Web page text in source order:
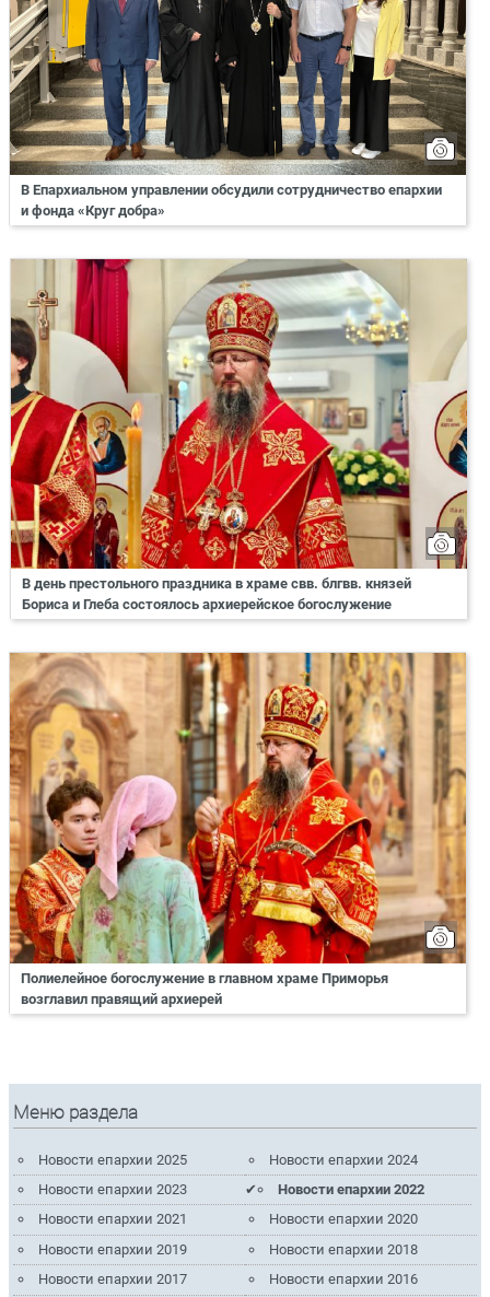
В Епархиальном управлении обсудили сотрудничество епархии
и фонда «Круг добра»
В день престольного праздника в храме свв. блгвв. князей
Бориса и Глеба состоялось архиерейское богослужение
Полиелейное богослужение в главном храме Приморья
возглавил правящий архиерей
Меню раздела
Новости епархии 2025
Новости епархии 2024
Новости епархии 2023
Новости епархии 2022
Новости епархии 2021
Новости епархии 2020
Новости епархии 2019
Новости епархии 2018
Новости епархии 2017
Новости епархии 2016